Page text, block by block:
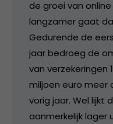
de groei van
langzamer gaat
Gedurende de
jaar bedroeg de
van verzekeringen
miljoen euro meer
vorig jaar. Wel lijkt
aanmerkelijk lager